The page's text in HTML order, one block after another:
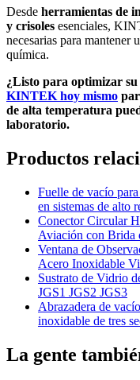
Desde herramientas de
y crisoles esenciales,
necesarias para mantener
química.
¿Listo para optimizar su
KINTEK hoy mismo
de alta temperatura
laboratorio.
Productos
Fuelle de vacío
en sistemas de alto
Conector Circular
Aviación con Brida
Ventana de
Acero Inoxidable
Sustrato de Vidrio
JGS1 JGS2 JGS3
Abrazadera de
inoxidable de tres
La gente